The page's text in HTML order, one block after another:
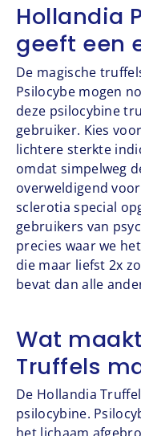
Hollandia
geeft een
De magische
Psilocybe mogen
deze psilocybine
gebruiker. Kies
lichtere sterkte
omdat simpelweg
overweldigend
sclerotia special
gebruikers van
precies waar we
die maar liefst 2x
bevat dan alle
Wat
Truffels
De Hollandia
psilocybine.